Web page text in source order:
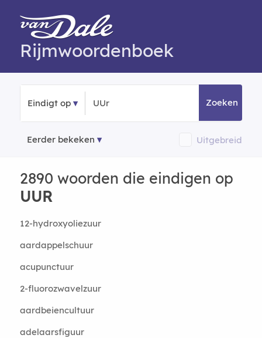
Rijmwoordenboek
Eindigt op Zoeken
Eerder bekeken Uitgebreid
2890 woorden die eindigen op
UUR
12-hydroxyoliezuur
aardappelschuur
acupunctuur
2-fluorozwavelzuur
aardbeiencultuur
adelaarsfiguur